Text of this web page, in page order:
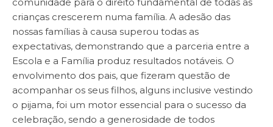
crianças crescerem numa família. A adesão das
nossas famílias à causa superou todas as
expectativas, demonstrando que a parceria entre a
Escola e a Família produz resultados notáveis. O
envolvimento dos pais, que fizeram questão de
acompanhar os seus filhos, alguns inclusive vestindo
o pijama, foi um motor essencial para o sucesso da
celebração, sendo a generosidade de todos